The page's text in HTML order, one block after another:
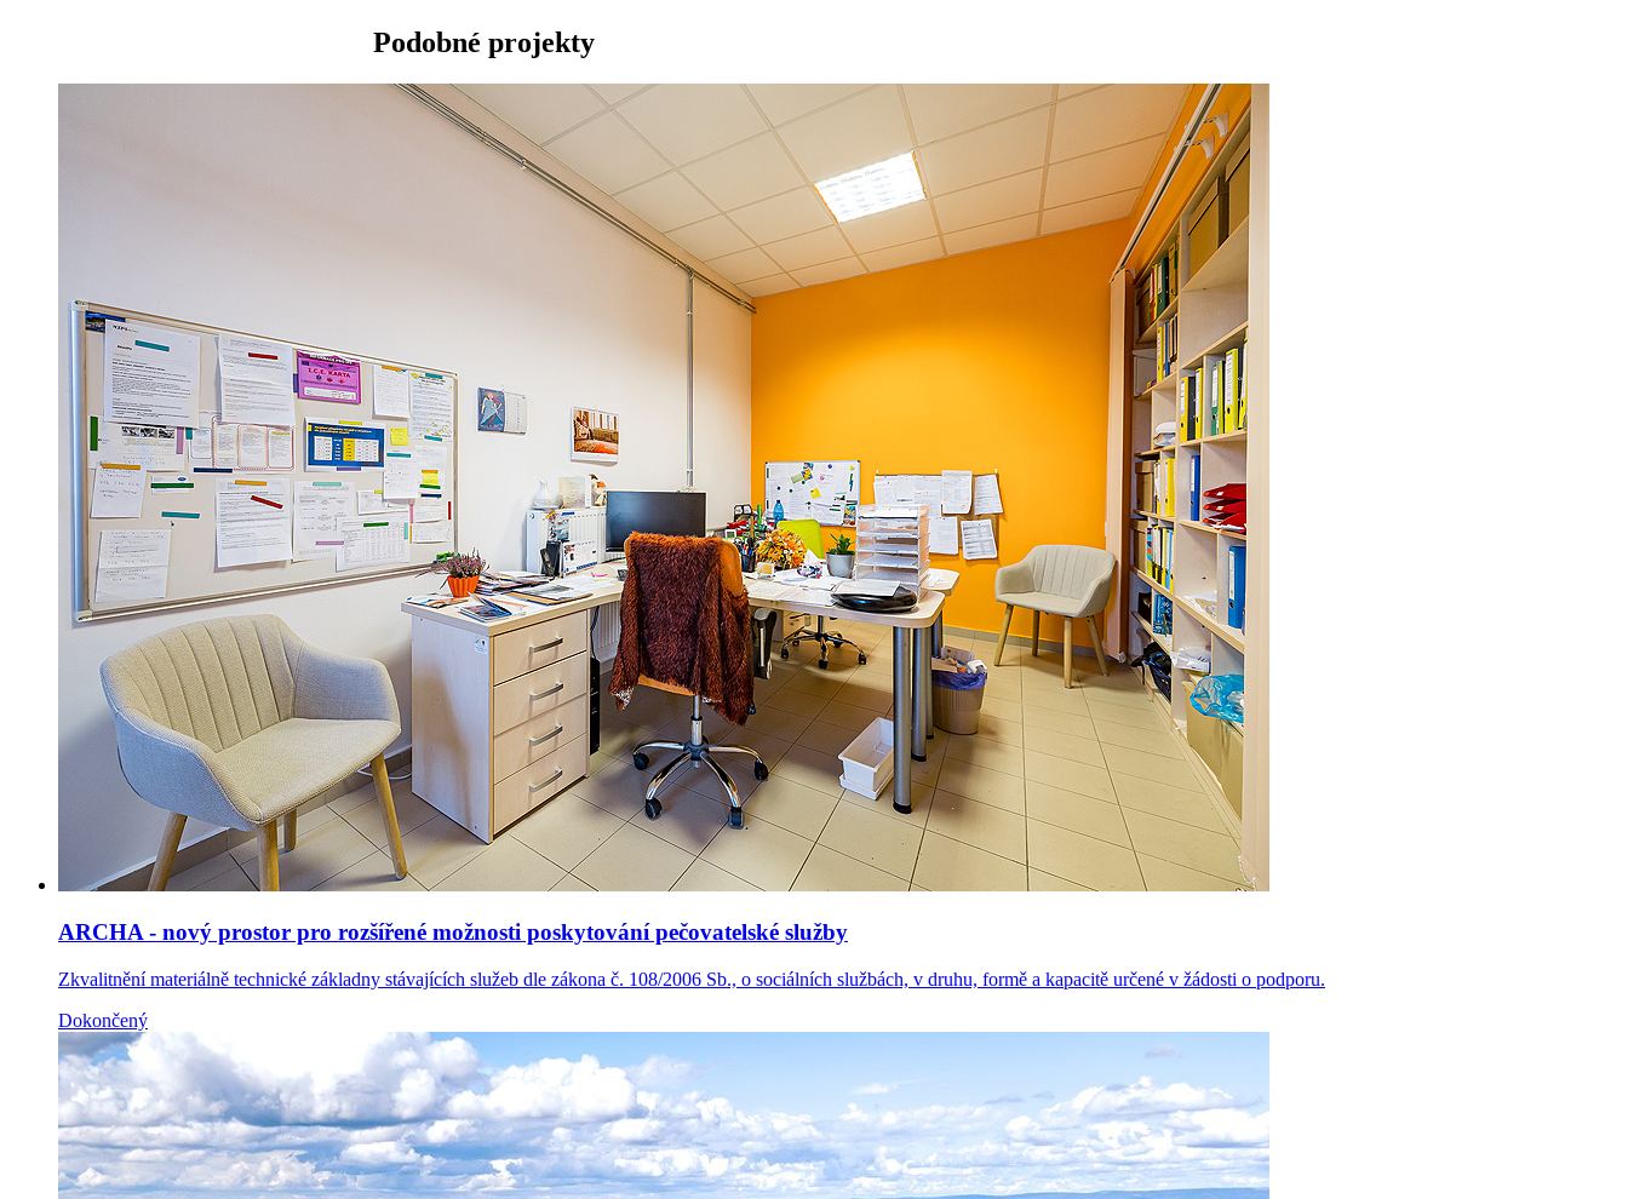
Podobné projekty
ARCHA - nový prostor pro rozšířené možnosti poskytování pečovatelské služby
Zkvalitnění materiálně technické základny stávajících služeb dle zákona č. 108/2006 Sb., o sociálních službách, v druhu, formě a kapacitě určené v žádosti o podporu.
Dokončený